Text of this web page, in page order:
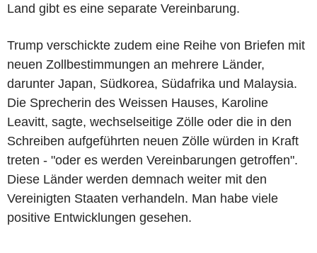
Land gibt es eine separate Vereinbarung.
Trump verschickte zudem eine Reihe von Briefen mit
neuen Zollbestimmungen an mehrere Länder,
darunter Japan, Südkorea, Südafrika und Malaysia.
Die Sprecherin des Weissen Hauses, Karoline
Leavitt, sagte, wechselseitige Zölle oder die in den
Schreiben aufgeführten neuen Zölle würden in Kraft
treten - "oder es werden Vereinbarungen getroffen".
Diese Länder werden demnach weiter mit den
Vereinigten Staaten verhandeln. Man habe viele
positive Entwicklungen gesehen.